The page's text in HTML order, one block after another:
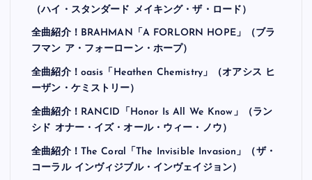
（ハイ・スタンダード メイキング・ザ・ロード）
全曲紹介！BRAHMAN「A FORLORN HOPE」（ブラ
フマン ア・フォーローン・ホープ）
全曲紹介！oasis「Heathen Chemistry」（オアシス ヒ
ーザン・ケミストリー）
全曲紹介！RANCID「Honor Is All We Know」（ラン
シド オナー・イズ・オール・ウィー・ノウ）
全曲紹介！The Coral「The Invisible Invasion」（ザ・
コーラル インヴィジブル・インヴェイジョン）